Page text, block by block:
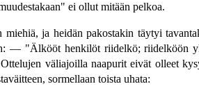
ei ollut mitään pelkoa.
ja heidän pakostakin täytyi
— "Älkööt henkilöt riidelkö; riidelköön
väliajoilla naapurit eivät olleet
sormellaan toista uhata: